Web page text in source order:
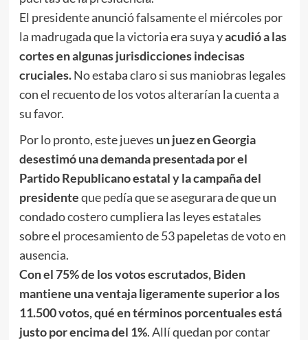
El presidente anunció falsamente el miércoles por
la madrugada que la victoria era suya yacudió a las
cortes en algunas jurisdicciones indecisas
cruciales.No estaba claro si sus maniobras legales
con el recuento de los votos alterarían la cuenta a
su favor.
Por lo pronto, este jueves un juez en Georgia
desestimó una demanda presentada por el
Partido Republicano estatal y la campaña del
presidenteque pedía que se asegurara de que un
condado costero cumpliera las leyes estatales
sobre el procesamiento de 53 papeletas de voto en
ausencia.
Con el 75% de los votos escrutados, Biden
mantiene una ventaja ligeramente superior a los
11.500 votos, qué en términos porcentuales está
justo por encima del 1%. Allí quedan por contar